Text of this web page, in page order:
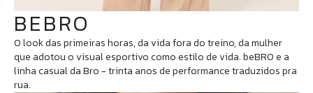
BEBRO
O look das primeiras horas, da vida fora do treino, da mulher
que adotou o visual esportivo como estilo de vida. beBRO e a
linha casual da Bro - trinta anos de performance traduzidos pra
rua.